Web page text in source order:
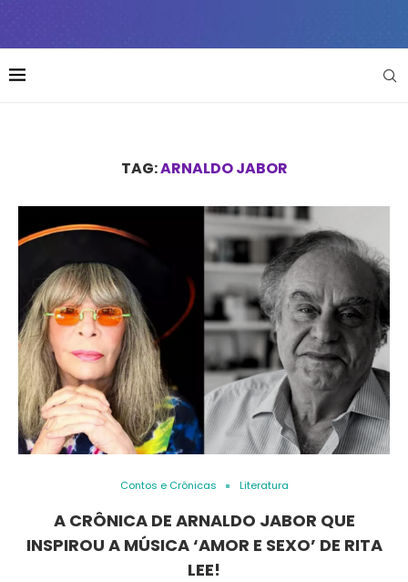
TAG:ARNALDO JABOR
Contos e Crônicas Literatura
A CRÔNICA DE ARNALDO JABOR QUE
INSPIROU A MÚSICA ‘AMOR E SEXO’ DE RITA
LEE!